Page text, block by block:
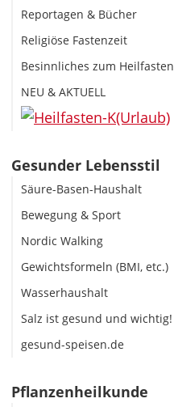
Reportagen & Bücher
Religiöse Fastenzeit
Besinnliches zum Heilfasten
NEU & AKTUELL
Gesunder Lebensstil
Säure-Basen-Haushalt
Bewegung & Sport
Nordic Walking
Gewichtsformeln (BMI, etc.)
Wasserhaushalt
Salz ist gesund und wichtig!
gesund-speisen.de
Pflanzenheilkunde